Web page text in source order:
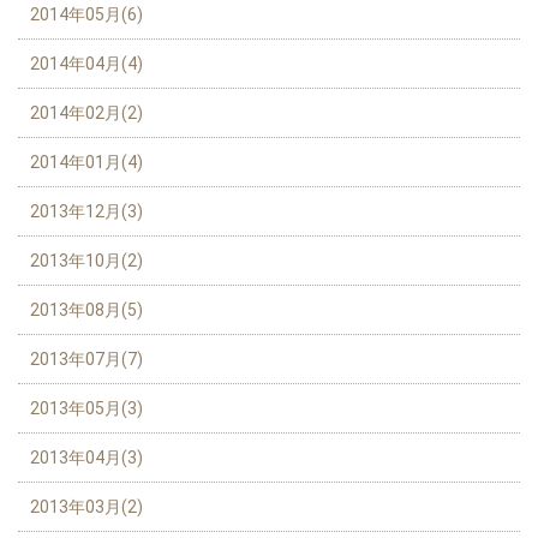
2014年05月(6)
2014年04月(4)
2014年02月(2)
2014年01月(4)
2013年12月(3)
2013年10月(2)
2013年08月(5)
2013年07月(7)
2013年05月(3)
2013年04月(3)
2013年03月(2)